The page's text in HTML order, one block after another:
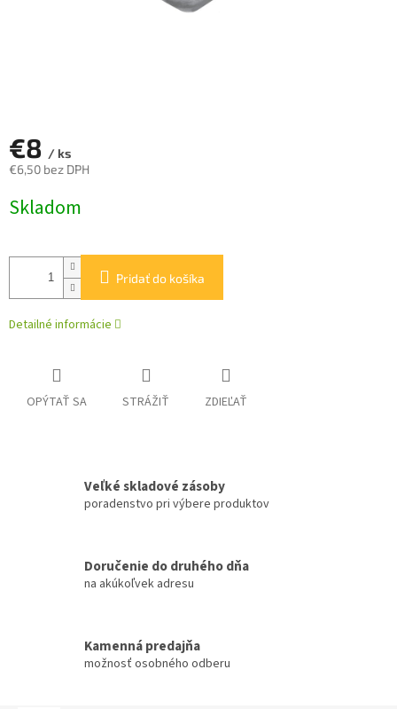
€8 / ks
€6,50 bez DPH
cena:
Skladom
Pridať do košíka
Detailné informácie
OPÝTAŤ SA STRÁŽIŤ ZDIEĽAŤ
Veľké skladové zásoby
poradenstvo pri výbere produktov
Doručenie do druhého dňa
na akúkoľvek adresu
Kamenná predajňa
možnosť osobného odberu